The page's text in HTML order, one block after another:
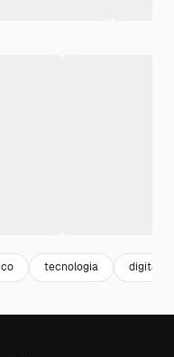
tecnologia digital